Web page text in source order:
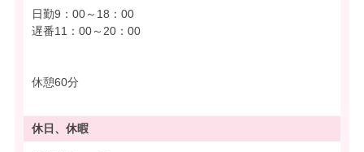
日勤9：00～18：00
遅番11：00～20：00
休憩60分
休日、休暇